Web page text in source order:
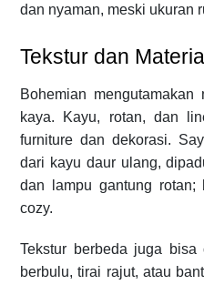
dan nyaman, meski ukuran
Tekstur dan
Bohemian
kaya. Kayu, rotan, dan
furniture dan dekorasi.
dari kayu daur ulang,
dan lampu gantung rotan;
cozy.
Tekstur berbeda juga bisa
berbulu, tirai rajut, atau